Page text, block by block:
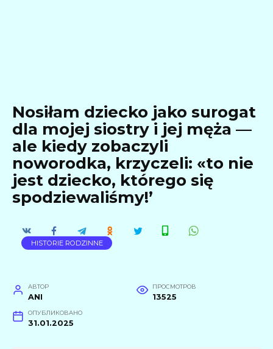
Nosiłam dziecko jako surogat
dla mojej siostry i jej męża —
ale kiedy zobaczyli
noworodka, krzyczeli: «to nie
jest dziecko, którego się
spodziewaliśmy!’
HISTORIE RODZINNE
АВТОР
ANI
ПРОСМОТРОВ
13525
ОПУБЛИКОВАНО
31.01.2025